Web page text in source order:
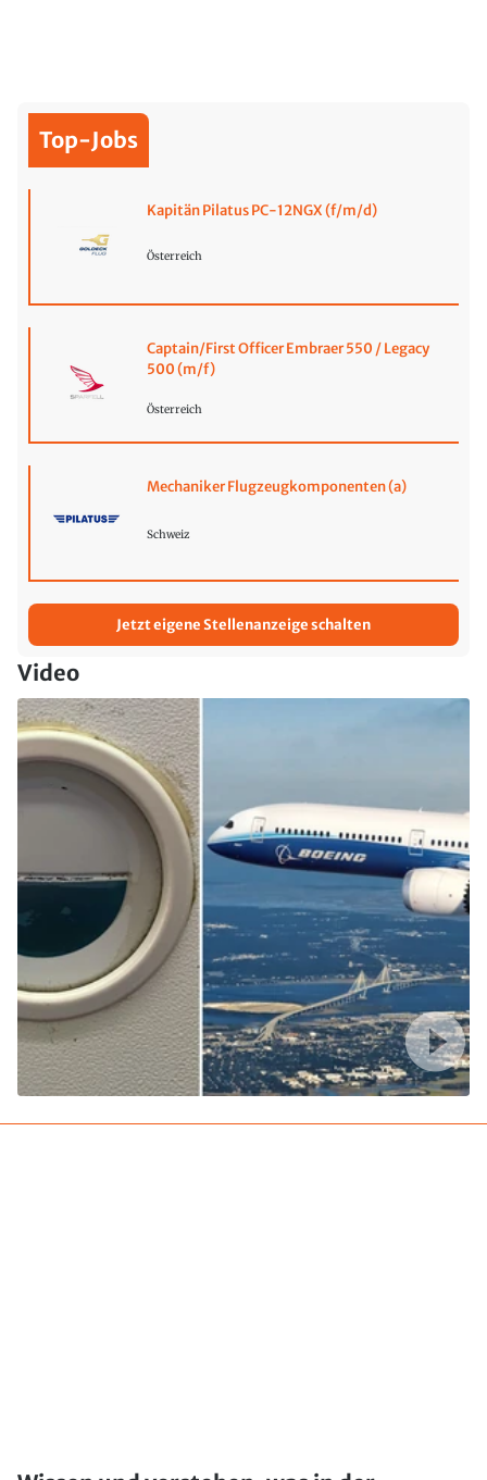
Top-Jobs
Kapitän Pilatus PC-12NGX (f/m/d)
Österreich
Captain/First Officer Embraer 550 / Legacy
500 (m/f)
Österreich
Mechaniker Flugzeugkomponenten (a)
Schweiz
Jetzt eigene Stellenanzeige schalten
Video